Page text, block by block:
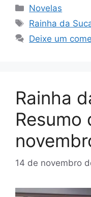
Categorias
Novelas
Tags
Rainha da
Deixe um
Rainha
Resumo
14 de novembro